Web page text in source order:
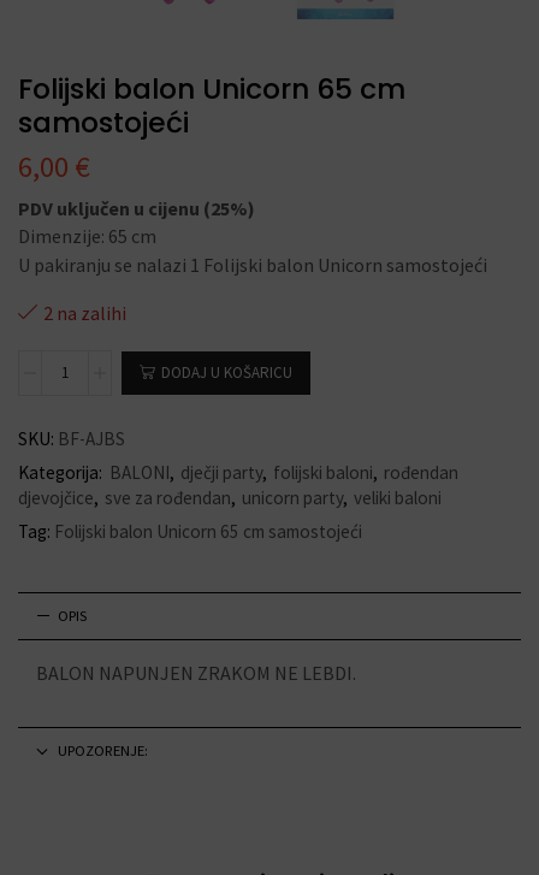
Folijski balon Unicorn 65 cm
samostojeći
6,00 €
PDV uključen u cijenu (25%)
Dimenzije: 65 cm
U pakiranju se nalazi 1 Folijski balon Unicorn samostojeći
2 na zalihi
DODAJ U KOŠARICU
SKU: BF-AJBS
Kategorija: BALONI, dječji party, folijski baloni, rođendan
djevojčice, sve za rođendan, unicorn party, veliki baloni
Tag: Folijski balon Unicorn 65 cm samostojeći
OPIS
BALON NAPUNJEN ZRAKOM NE LEBDI.
UPOZORENJE: